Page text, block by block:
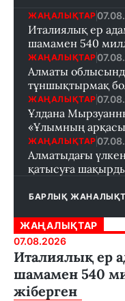
ЖАҢАЛЫҚТАР
Италиялық ер
шамамен 540
ЖАҢАЛЫҚТАР
Алматы
тұншықтырмақ
ЖАҢАЛЫҚТАР
Ұлдана
«Ұлымның
ЖАҢАЛЫҚТАР
Алматыдағы
қатысуға
БАРЛЫҚ
ЖАҢАЛЫҚТАР
07.08.2026
Италиялық ер
шамамен 540
жіберген